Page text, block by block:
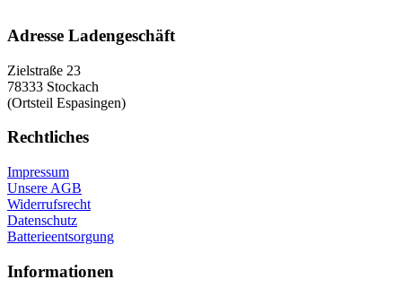
Adresse Ladengeschäft
Zielstraße 23
78333 Stockach
(Ortsteil Espasingen)
Rechtliches
Impressum
Unsere AGB
Widerrufsrecht
Datenschutz
Batterieentsorgung
Informationen